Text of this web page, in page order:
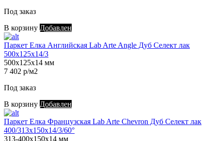
Под заказ
В корзину Добавлен
Паркет Елка Английская Lab Arte Angle Дуб Селект лак
500х125х14/3
500х125х14 мм
7 402 р/м2
Под заказ
В корзину Добавлен
Паркет Елка Французская Lab Arte Chevron Дуб Селект лак
400/313х150х14/3/60°
313-400х150х14 мм